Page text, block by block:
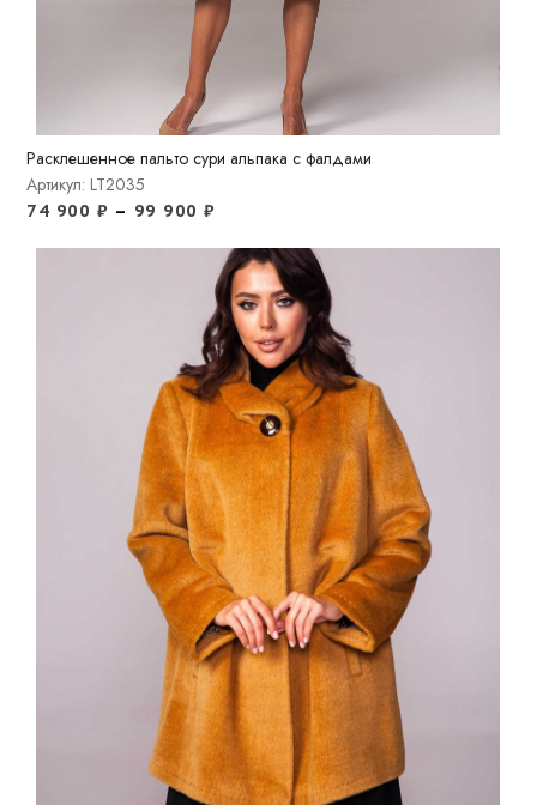
Расклешенное пальто сури альпака с фалдами
Артикул: LT2035
74 900 ₽ – 99 900₽